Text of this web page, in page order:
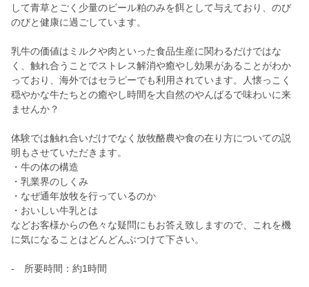
して青草とごく少量のビール粕のみを餌として与えており、のび
のびと健康に過ごしています。
乳牛の価値はミルクや肉といった食品生産に関わるだけではな
く、触れ合うことでストレス解消や癒やし効果があることがわか
っており、海外ではセラピーでも利用されています。人懐っこく
穏やかな牛たちとの癒やし時間を大自然のやんばるで味わいに来
ませんか？
体験では触れ合いだけでなく放牧酪農や食の在り方についての説
明もさせていただきます。
・牛の体の構造
・乳業界のしくみ
・なぜ通年放牧を行っているのか
・おいしい牛乳とは
などお客様からの色々な疑問にもお答え致しますので、これを機
に気になることはどんどんぶつけて下さい。
- 所要時間：約1時間